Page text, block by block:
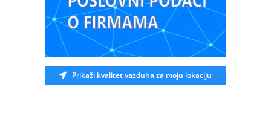
Prikaži kvalitet vazduha za moju lokaciju